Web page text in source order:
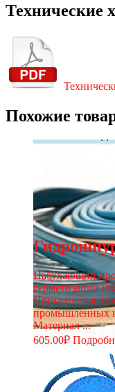
Технические
Похожие
Набухающий
герметизации
Применяется
промышленных
Материал ...
605.00₽